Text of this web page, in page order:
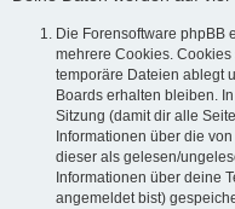
Die Forensoftware phpBB
mehrere Cookies.
temporäre Dateien ablegt
Boards erhalten bleiben.
Sitzung (damit dir alle
Informationen über die
dieser als gelesen/
Informationen über deine
angemeldet bist)